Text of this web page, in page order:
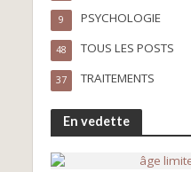
PSYCHOLOGIE
9
TOUS LES POSTS
48
TRAITEMENTS
37
En vedette